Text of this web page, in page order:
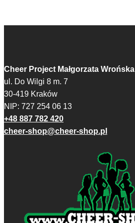
wybrać
produktu
Cheer Project Małgorzata Wrońska
ul. Do Wilgi 8 m. 7
30-419 Kraków
NIP: 727 254 06 13
+48 887 782 420
cheer-shop@cheer-shop.pl